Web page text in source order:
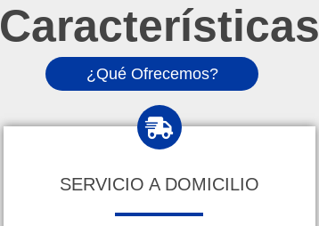
Características
¿Qué Ofrecemos?
SERVICIO A DOMICILIO